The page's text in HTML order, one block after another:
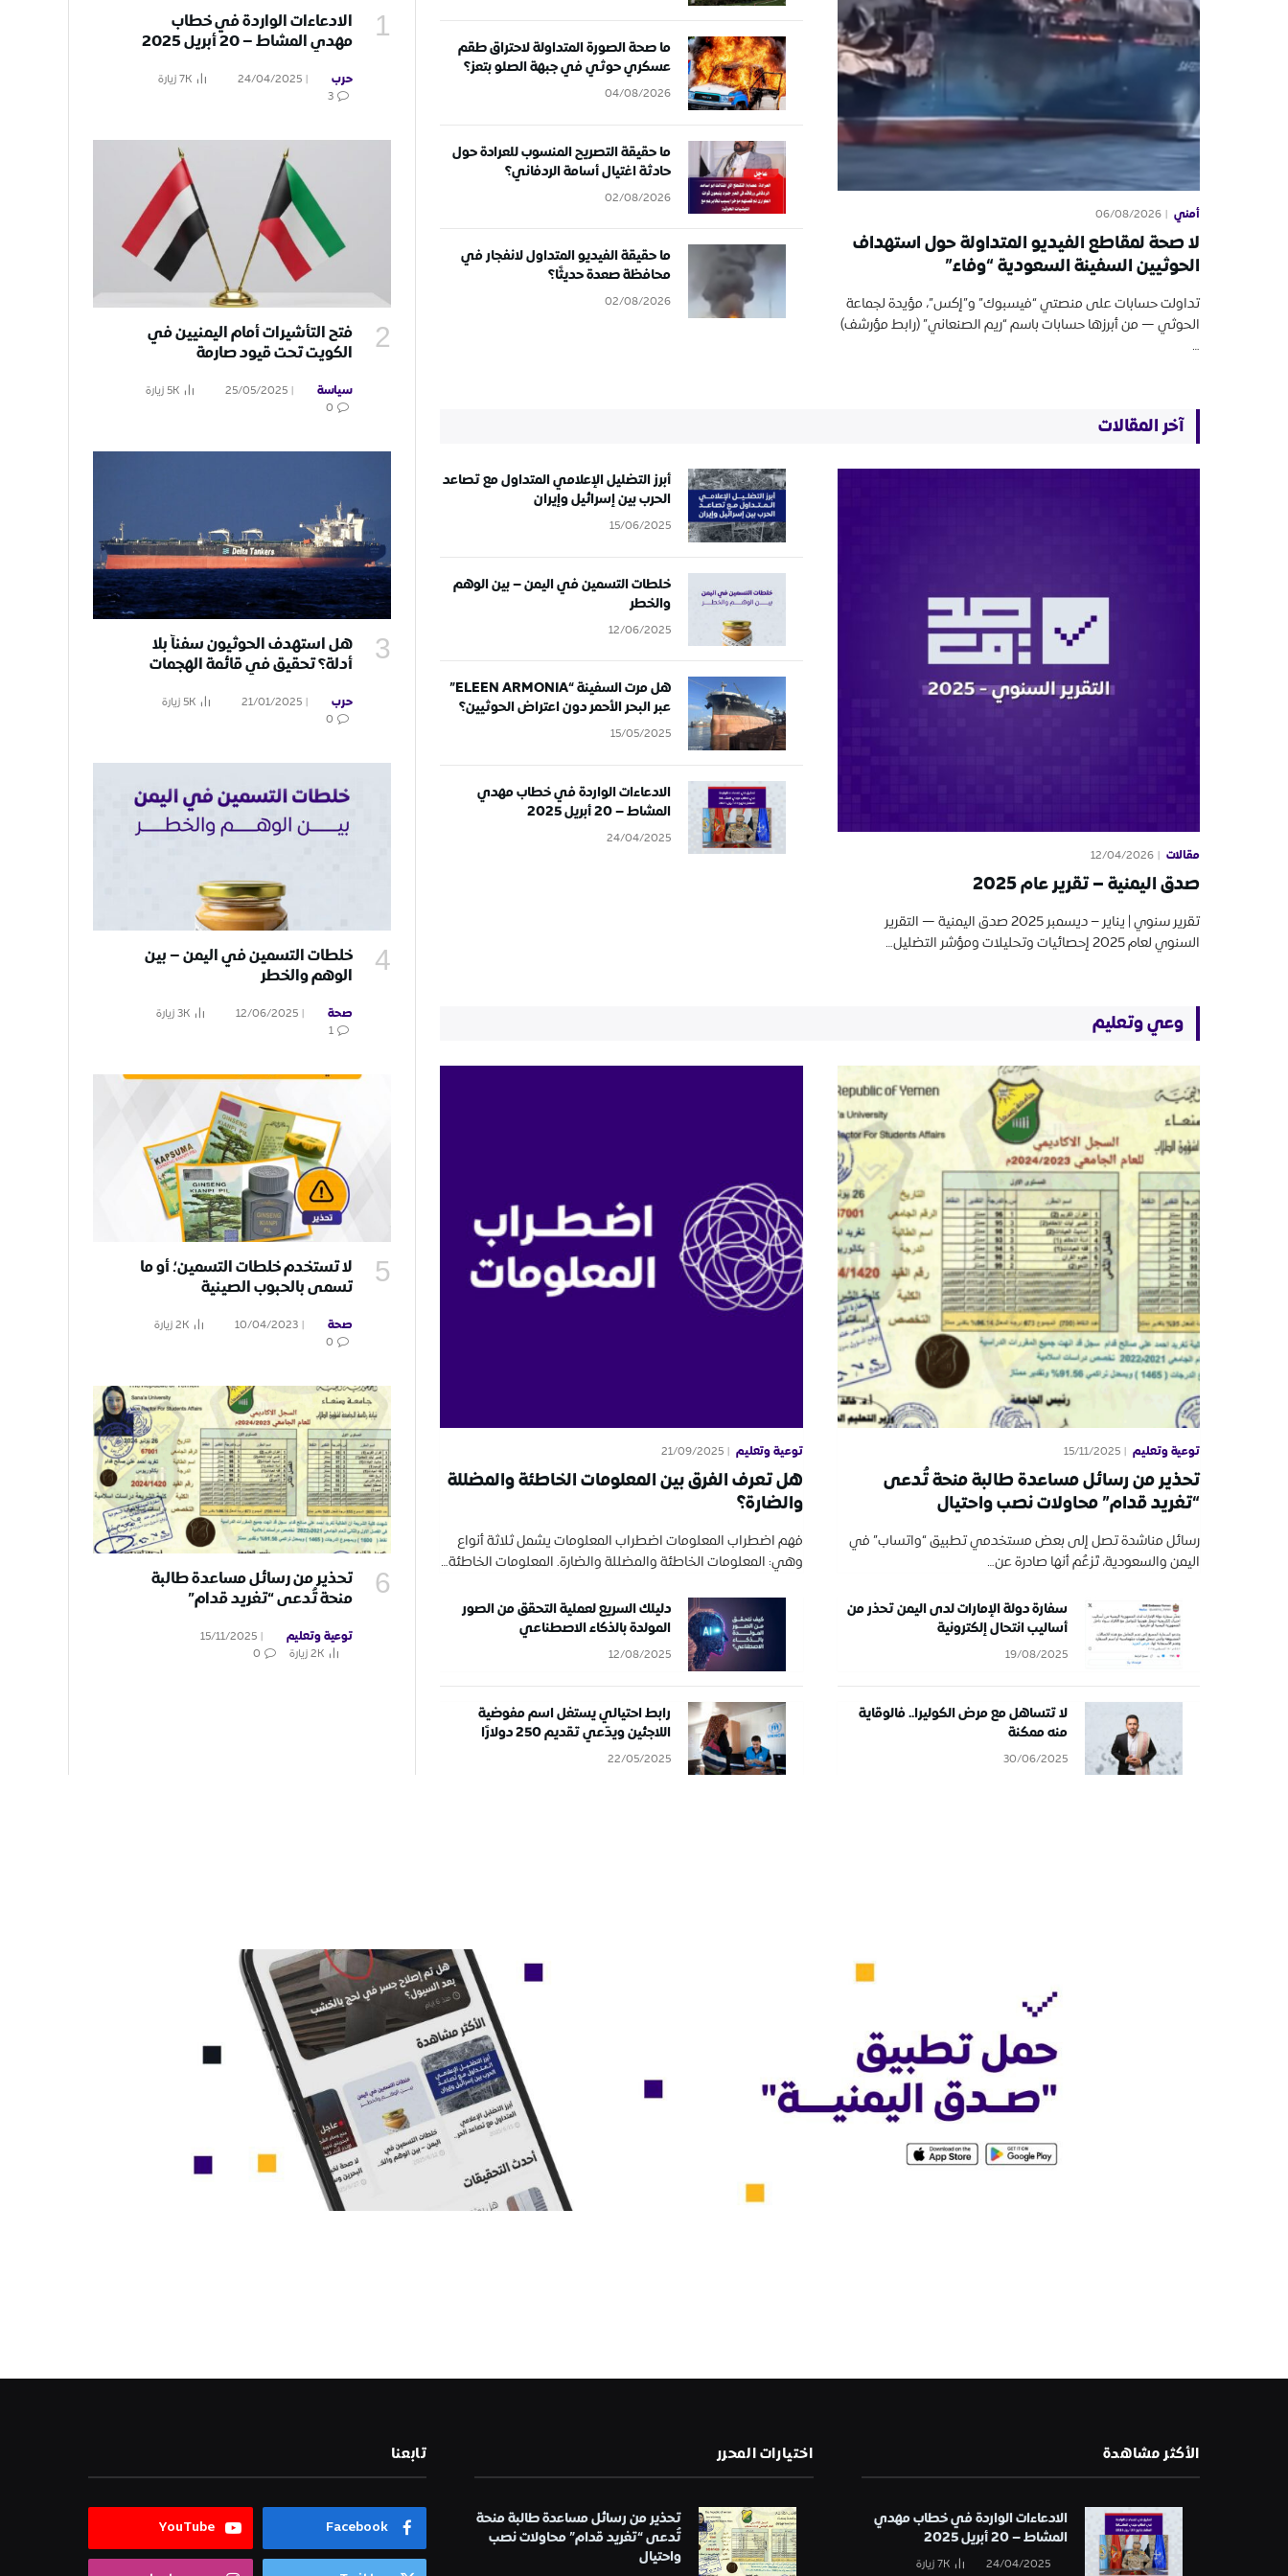
أمني 06/08/2026
لا صحة لمقاطع الفيديو المتداولة حول استهداف
الحوثيين السفينة السعودية “وفاء”
تداولت حسابات على منصتي “فيسبوك” و”إكس”، مؤيدة لجماعة
الحوثي — من أبرزها حسابات باسم “ريم الصنعاني” (رابط مؤرشف)
…
ما صحة الصورة المتداولة لاحتراق طقم
عسكري حوثي في جبهة الصلو بتعز؟
04/08/2026
ما حقيقة التصريح المنسوب للعرادة حول
حادثة اغتيال أسامة الردفاني؟
02/08/2026
ما حقيقة الفيديو المتداول لانفجار في
محافظة صعدة حديثًا؟
02/08/2026
آخر المقالات
مقالات 12/04/2026
صدق اليمنية – تقرير عام 2025
تقرير سنوي | يناير – ديسمبر 2025 صدق اليمنية — التقرير
السنوي لعام 2025 إحصائيات وتحليلات ومؤشر التضليل…
أبرز التضليل الإعلامي المتداول مع تصاعد
الحرب بين إسرائيل وإيران
15/06/2025
خلطات التسمين في اليمن – بين الوهم
والخطر
12/06/2025
هل مرت السفينة “ELEEN ARMONIA”
عبر البحر الأحمر دون اعتراض الحوثيين؟
15/05/2025
الادعاءات الواردة في خطاب مهدي
المشاط – 20 أبريل 2025
24/04/2025
وعي وتعليم
توعية وتعليم 15/11/2025
تحذير من رسائل مساعدة طالبة منحة تُدعى
“تغريد قدام” محاولات نصب واحتيال
رسائل مناشدة تصل إلى بعض مستخدمي تطبيق “واتساب” في
اليمن والسعودية، تَزعُم أنها صادرة عن…
توعية وتعليم 21/09/2025
هل تعرف الفرق بين المعلومات الخاطئة والمضللة
والضارة؟
فهم اضطراب المعلومات اضطراب المعلومات يشمل ثلاثة أنواع
وهي: المعلومات الخاطئة والمضللة والضارة. المعلومات الخاطئة…
سفارة دولة الإمارات لدى اليمن تحذر من
أساليب انتحال إلكترونية
19/08/2025
دليلك السريع لعملية التحقق من الصور
المولدة بالذكاء الاصطناعي
12/08/2025
لا تتساهل مع مرض الكوليرا.. فالوقاية
منه ممكنة
30/06/2025
رابط احتيالي يستغل اسم مفوضية
اللاجئين ويدّعي تقديم 250 دولارًا
22/05/2025
الادعاءات الواردة في خطاب
مهدي المشاط – 20 أبريل 2025
حرب 24/04/2025
7Kزيارة
3
فتح التأشيرات أمام اليمنيين في
الكويت تحت قيود صارمة
سياسة 25/05/2025
5Kزيارة
0
هل استهدف الحوثيون سفناً بلا
أدلة؟ تحقيق في قائمة الهجمات
حرب 21/01/2025
5Kزيارة
0
خلطات التسمين في اليمن – بين
الوهم والخطر
صحة 12/06/2025
3Kزيارة
1
لا تستخدم خلطات التسمين؛ أو ما
تسمى بالحبوب الصينية
صحة 10/04/2023
2Kزيارة
0
تحذير من رسائل مساعدة طالبة
منحة تُدعى “تغريد قدام”
توعية وتعليم
15/11/2025
2Kزيارة 0
الأكثر مشاهدة
الادعاءات الواردة في خطاب مهدي
المشاط – 20 أبريل 2025
24/04/2025
7Kزيارة
اختيارات المحرر
تحذير من رسائل مساعدة طالبة منحة
تُدعى “تغريد قدام” محاولات نصب
واحتيال
تابعنا
Facebook
YouTube